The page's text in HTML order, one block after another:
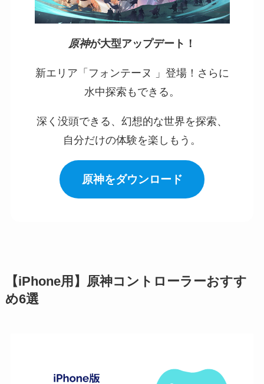
原神が大型アップデート！
新エリア「フォンテーヌ 」登場！さらに
水中探索もできる。
深く没頭できる、幻想的な世界を探索、
自分だけの体験を楽しもう。
原神をダウンロード
【iPhone用】原神コントローラーおすす
め6選